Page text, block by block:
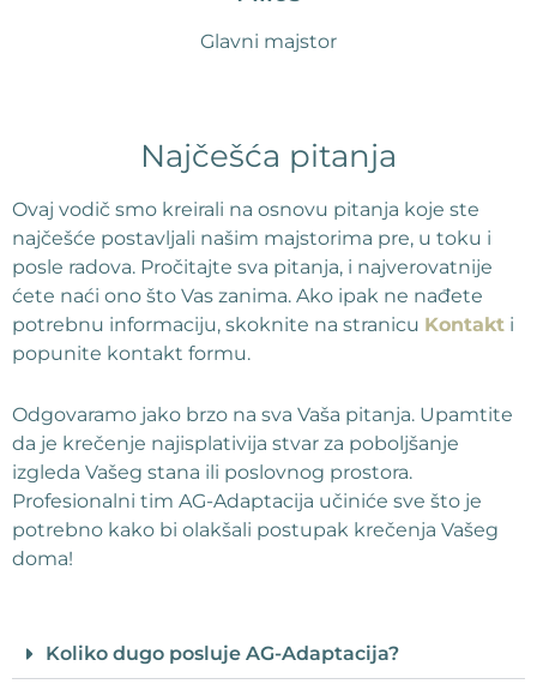
Glavni majstor
Najčešća pitanja
Ovaj vodič smo kreirali na osnovu pitanja koje ste
najčešće postavljali našim majstorima pre, u toku i
posle radova. Pročitajte sva pitanja, i najverovatnije
ćete naći ono što Vas zanima. Ako ipak ne nađete
potrebnu informaciju, skoknite na stranicu Kontakt i
popunite kontakt formu.
Odgovaramo jako brzo na sva Vaša pitanja. Upamtite
da je krečenje najisplativija stvar za poboljšanje
izgleda Vašeg stana ili poslovnog prostora.
Profesionalni tim AG-Adaptacija učiniće sve što je
potrebno kako bi olakšali postupak krečenja Vašeg
doma!
Koliko dugo posluje AG-Adaptacija?